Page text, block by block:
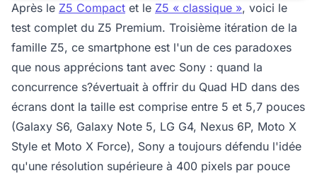
Après le Z5 Compact et le Z5 « classique », voici le
test complet du Z5 Premium. Troisième itération de la
famille Z5, ce smartphone est l'un de ces paradoxes
que nous apprécions tant avec Sony : quand la
concurrence s?évertuait à offrir du Quad HD dans des
écrans dont la taille est comprise entre 5 et 5,7 pouces
(Galaxy S6, Galaxy Note 5, LG G4, Nexus 6P, Moto X
Style et Moto X Force), Sony a toujours défendu l'idée
qu'une résolution supérieure à 400 pixels par pouce